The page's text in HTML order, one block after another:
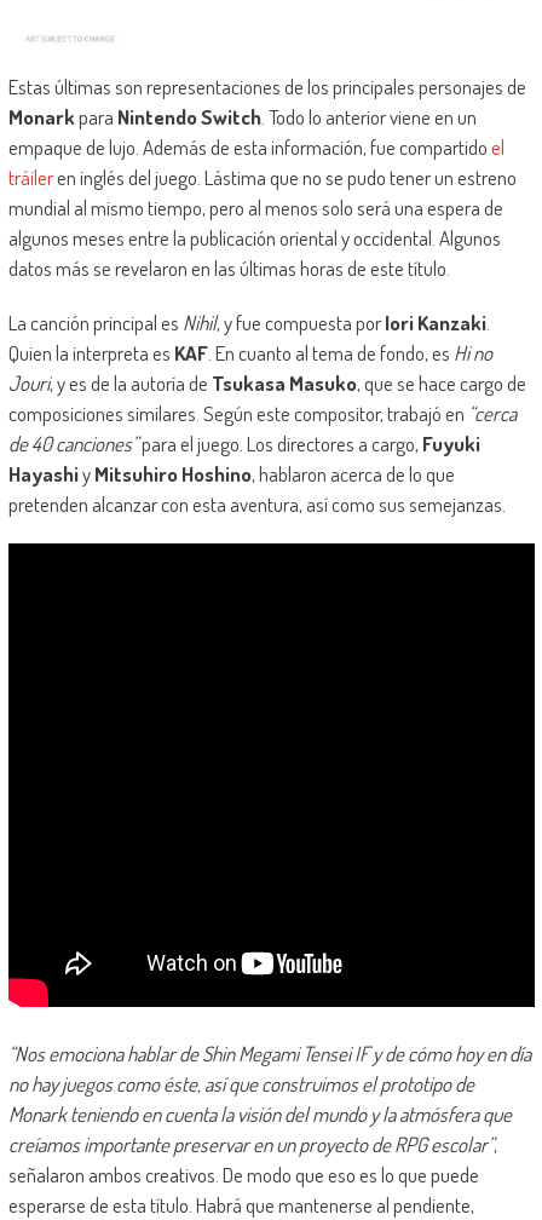
Estas últimas son representaciones de los principales personajes de
Monarkpara Nintendo Switch. Todo lo anterior viene en un
empaque de lujo. Además de esta información, fue compartidoel
tráileren inglés del juego. Lástima que no se pudo tener un estreno
mundial al mismo tiempo, pero al menos solo será una espera de
algunos meses entre la publicación oriental y occidental. Algunos
datos más se revelaron en las últimas horas de este título.
La canción principal es Nihil, y fue compuesta porIori Kanzaki.
Quien la interpreta es KAF. En cuanto al tema de fondo, es Hi no
Jouri, y es de la autoría de Tsukasa Masuko, que se hace cargo de
composiciones similares. Según este compositor, trabajó en “cerca
de 40 canciones”para el juego. Los directores a cargo, Fuyuki
HayashiyMitsuhiro Hoshino, hablaron acerca de lo que
pretenden alcanzar con esta aventura, así como sus semejanzas.
“Nos emociona hablar de Shin Megami Tensei IF y de cómo hoy en día
no hay juegos como éste, así que construimos el prototipo de
Monark teniendo en cuenta la visión del mundo y la atmósfera que
creíamos importante preservar en un proyecto de RPG escolar”,
señalaron ambos creativos. De modo que eso es lo que puede
esperarse de esta título. Habrá que mantenerse al pendiente,